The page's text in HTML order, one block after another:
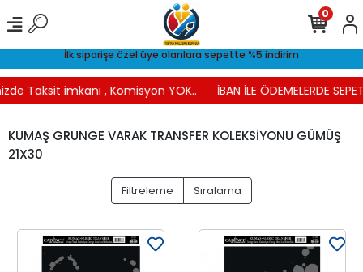
İlk siparişe özel üye olanlara sepette %5 indirim
Taksit imkanı , Komisyon YOK.. İBAN İLE ÖDEMELERDE
0
KUMAŞ GRUNGE VARAK TRANSFER KOLEKSİYONU GÜMÜŞ
21X30
Filtreleme Sıralama